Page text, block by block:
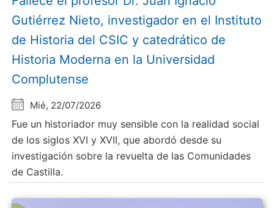
Gutiérrez Nieto, investigador en el Instituto
de Historia del CSIC y catedrático de
Historia Moderna en la Universidad
Complutense
Mié, 22/07/2026
Fue un historiador muy sensible con la realidad social
de los siglos XVI y XVII, que abordó desde su
investigación sobre la revuelta de las Comunidades
de Castilla.